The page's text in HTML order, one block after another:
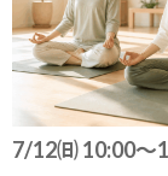
2024年12月
2024年11月
2024年10月
2024年9月
7/12㈰ 10:00～